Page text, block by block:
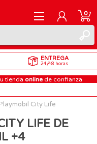
REGISTRARME
INICIAR SESIÓN
0
ENTREGA
24/48 horas
tienda online de confianza
City Life
LIFE DE
+4